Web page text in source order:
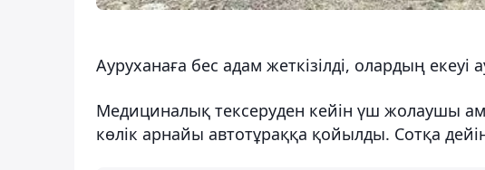
Ауруханаға бес адам жеткізілді, олардың
Медициналық тексеруден кейін үш жолаушы
көлік арнайы автотұраққа қойылды. Сотқа